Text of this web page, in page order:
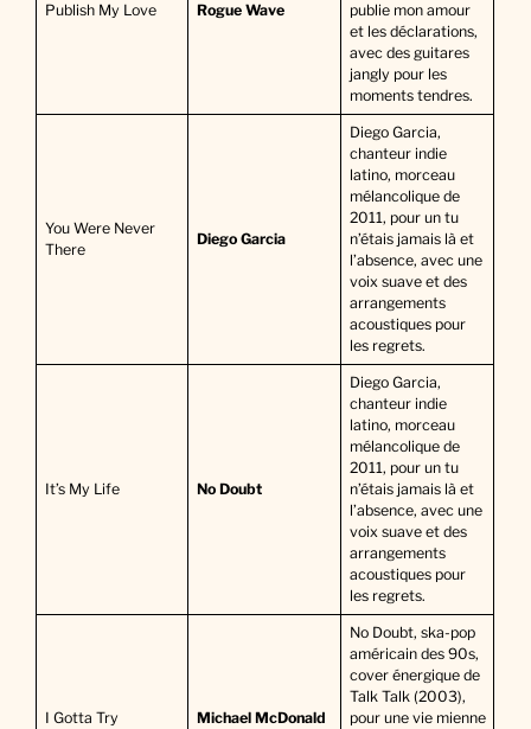
Publish My Love Rogue Wave
publie mon amour
et les déclarations,
avec des guitares
jangly pour les
moments tendres.
You Were Never
There
Diego Garcia
Diego Garcia,
chanteur indie
latino, morceau
mélancolique de
2011, pour un tu
n’étais jamais là et
l’absence, avec une
voix suave et des
arrangements
acoustiques pour
les regrets.
It’s My Life No Doubt
Diego Garcia,
chanteur indie
latino, morceau
mélancolique de
2011, pour un tu
n’étais jamais là et
l’absence, avec une
voix suave et des
arrangements
acoustiques pour
les regrets.
I Gotta Try Michael McDonald
No Doubt, ska-pop
américain des 90s,
cover énergique de
Talk Talk (2003),
pour une vie mienne